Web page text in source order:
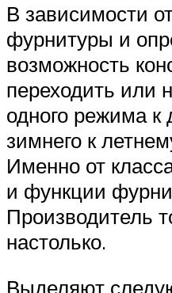
В зависимости
фурнитуры и
возможность
переходить или
одного режима к
зимнего к
Именно от
и функции
Производитель
настолько.
Выделяют